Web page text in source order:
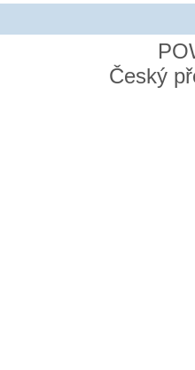
Český